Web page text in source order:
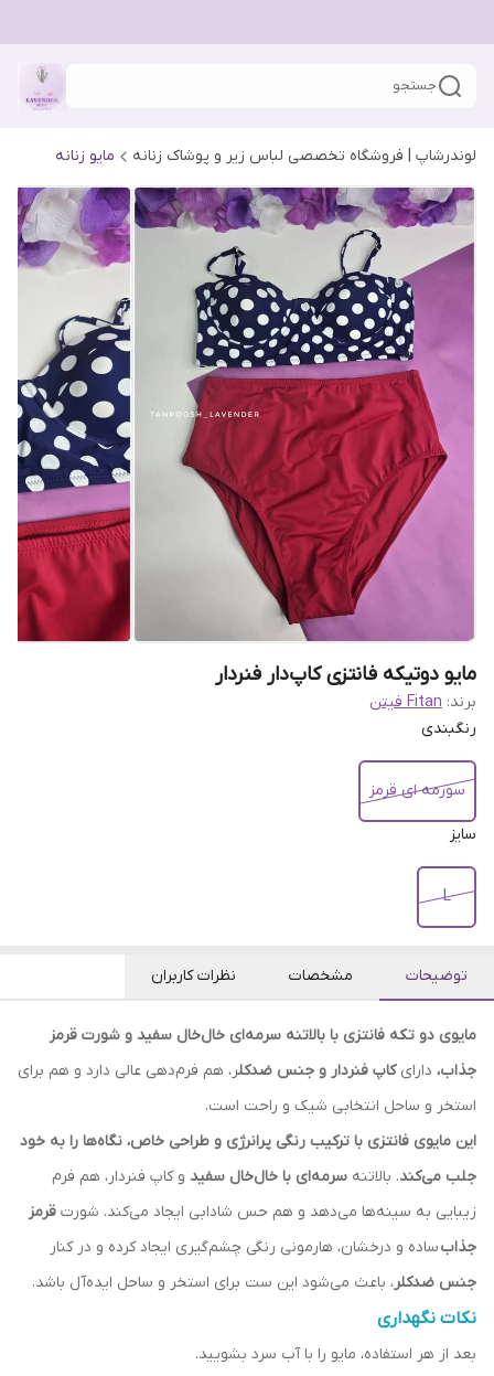
جستجو
لوندرشاپ | فروشگاه تخصصی لباس زیر و پوشاک زنانه مایو زنانه
مایو دوتیکه فانتزی کاپ‌دار فنردار
برند: Fitan فیتن
رنگبندی
سورمه ای قرمز
سایز
L
توضیحات مشخصات نظرات کاربران
مایوی دو تکه فانتزی با بالاتنه سرمه‌ای خال‌خال سفید و شورت قرمز
جذاب، دارایکاپ فنردار و جنس ضدکلر، هم فرم‌دهی عالی دارد و هم برای
استخر و ساحل انتخابی شیک و راحت است.
این مایوی فانتزی با ترکیب رنگی پرانرژی و طراحی خاص، نگاه‌ها را به خود
جلب می‌کند. بالاتنه سرمه‌ای با خال‌خال سفید و کاپ فنردار، هم فرم
زیبایی به سینه‌ها می‌دهد و هم حس شادابی ایجاد می‌کند. شورت قرمز
جذابساده و درخشان، هارمونی رنگی چشم‌گیری ایجاد کرده و در کنار
جنس ضدکلر، باعث می‌شود این ست برای استخر و ساحل ایده‌آل باشد.
نکات نگهداری
بعد از هر استفاده، مایو را با آب سرد بشویید.